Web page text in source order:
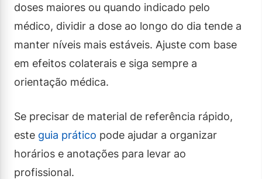
doses maiores ou quando indicado pelo
médico, dividir a dose ao longo do dia tende a
manter níveis mais estáveis. Ajuste com base
em efeitos colaterais e siga sempre a
orientação médica.
Se precisar de material de referência rápido,
este guia prático pode ajudar a organizar
horários e anotações para levar ao
profissional.